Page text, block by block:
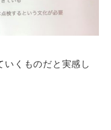
いくものだと実感し